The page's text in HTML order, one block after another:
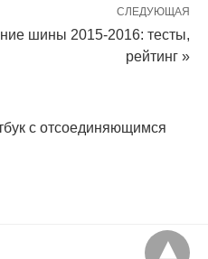
СЛЕДУЮЩАЯ
шины 2015-2016: тесты,
рейтинг »
с отсоединяющимся